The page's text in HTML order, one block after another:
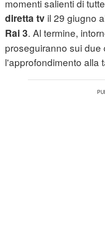
momenti salienti di
diretta tv il 29 giugno
Rai 3. Al termine,
proseguiranno sui due
l'approfondimento alla